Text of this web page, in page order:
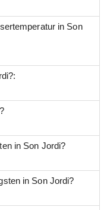
in Son
in Son Jordi?
in Son Jordi?